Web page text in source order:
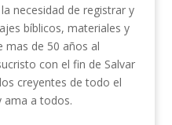
necesidad de registrar y
bíblicos, materiales y
mas de 50 años al
con el fin de Salvar
creyentes de todo el
ama a todos.